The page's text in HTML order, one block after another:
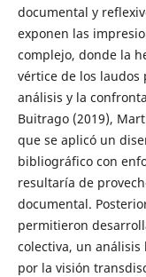
documental y
exponen las
complejo, donde la
vértice de los
análisis y la
Buitrago (2019),
que se aplicó un
bibliográfico con
resultaría de
documental.
permitieron
colectiva, un
por la visión